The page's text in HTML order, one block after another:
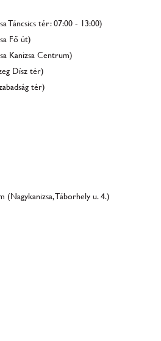
Táncsics tér: 07:00 - 13:00)
Fő út)
Kanizsa Centrum)
Dísz tér)
tér)
(Nagykanizsa, Táborhely u. 4.)